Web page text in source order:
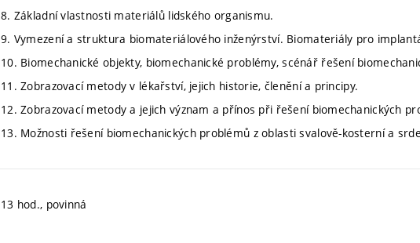
8. Základní vlastnosti materiálů lidského organismu.
9. Vymezení a struktura biomateriálového inženýrství. Biomateriály pro
10. Biomechanické objekty, biomechanické problémy, scénář řešení
11. Zobrazovací metody v lékařství, jejich historie, členění a principy.
12. Zobrazovací metody a jejich význam a přínos při řešení biomechanických
13. Možnosti řešení biomechanických problémů z oblasti svalově-kosterní a
13 hod., povinná